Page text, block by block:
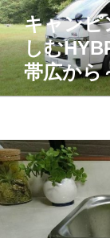
コ
ン
テ
キ
ッ
プ
キャンピ
しむ
帯広から